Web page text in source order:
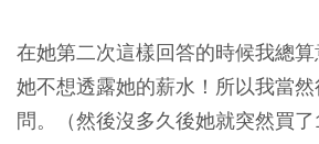
在她第二次這樣回答的時候我總
她不想透露她的薪水！所以我當
問。（然後沒多久後她就突然買了